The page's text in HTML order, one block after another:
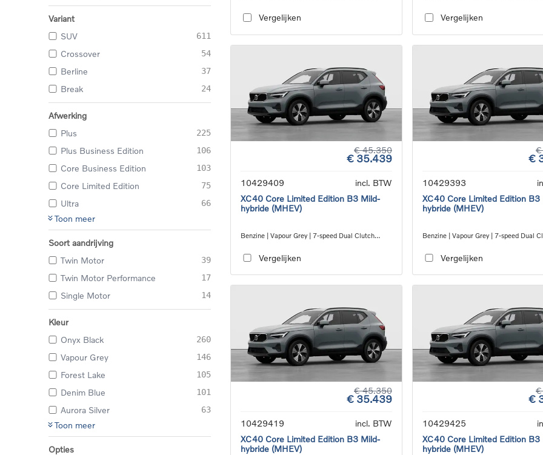
Variant
SUV
611
Crossover 54
Berline 37
Break 24
Afwerking
Plus
225
Plus Business Edition 106
Core Business Edition 103
Core Limited Edition 75
Ultra 66
Toon meer
Soort aandrijving
Twin Motor
39
Twin Motor Performance 17
Single Motor 14
Kleur
Onyx Black
260
Vapour Grey 146
Forest Lake 105
Denim Blue 101
Aurora Silver 63
Toon meer
Opties
Vergelijken Vergelijken
€ 45.350
€ 35.439
10429409
incl. BTW
XC40 Core Limited Edition B3 Mild-
hybride (MHEV)
Benzine | Vapour Grey | 7-speed Dual Clutch
Vergelijken
€
€
10429393
XC40 Core Limited Edition B3
hybride (MHEV)
Benzine | Vapour Grey | 7-speed Dual
Vergelijken
€ 45.350
€ 35.439
10429419
incl. BTW
XC40 Core Limited Edition B3 Mild-
hybride (MHEV)
€
€
10429425
XC40 Core Limited Edition B3
hybride (MHEV)